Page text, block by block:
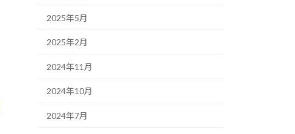
2025年5月
2025年2月
2024年11月
2024年10月
2024年7月